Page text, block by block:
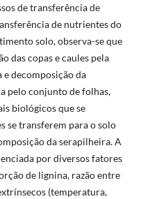
de transferência de
de nutrientes do
solo, observa-se que
das copas e caules pela
e decomposição da
pelo conjunto de folhas,
biológicos que se
se transferem para o solo
da serapilheira. A
por diversos fatores
de lignina, razão entre
(temperatura,